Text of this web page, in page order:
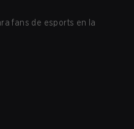
fans de esports en la